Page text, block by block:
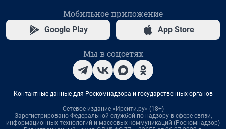
Мобильное приложение
Google Play App Store
Мы в соцсетях
Контактные данные для Роскомнадзора и государственных органов
Сетевое издание «Ирсити.ру» (18+)
Зарегистрировано Федеральной службой по надзору в сфере связи,
информационных технологий и массовых коммуникаций (Роскомнадзор)